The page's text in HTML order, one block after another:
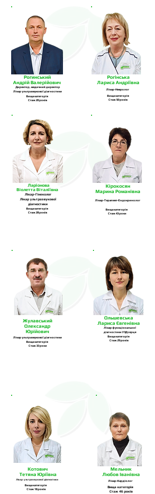
Рогинський
Андрій Валерійович
Директор, медичний директор
Лікар ультразвукової діагностики
Вища категорія
Стаж 20 років
Ларіонова
Віолетта Віталіївна
Лікар-Гінеколог
Лікар ультразвукової
діагностики
Вища категорія
Стаж 28 років
Рогінська
Лариса Андріївна
Лікар-Невролог
Вища категорія
Стаж 50 років
Кірокосян
Марина Романівна
Лікар-Терапевт-Ендокринолог
Вища категорія
Стаж 43 роки
Жулавський
Олександр
Юрійович
Лікар ультразвукової діагностики
Вища категорія
Стаж 33 роки
Ольшевська
Лариса Євгенівна
Лікар функціональної
діагностики УЗД серця
Вища категорія
Стаж 29 років
Котович
Тетяна Юріївна
Лікар ультразвукової діагностики
Вища категорія
Стаж 18 років
Мельник
Любов Іванівна
Лікар-Кардіолог
Вища категорія
Стаж 46 років